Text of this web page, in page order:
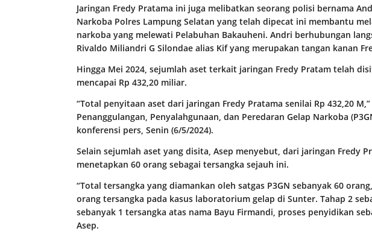
Jaringan Fredy Pratama ini juga melibatkan seorang polisi bernama
Narkoba Polres Lampung Selatan yang telah dipecat ini membantu
narkoba yang melewati Pelabuhan Bakauheni. Andri berhubungan
Rivaldo Miliandri G Silondae alias Kif yang merupakan tangan kanan
Hingga Mei 2024, sejumlah aset terkait jaringan Fredy Pratam telah
mencapai Rp 432,20 miliar.
“Total penyitaan aset dari jaringan Fredy Pratama senilai Rp 432,20
Penanggulangan, Penyalahgunaan, dan Peredaran Gelap Narkoba
konferensi pers, Senin (6/5/2024).
Selain sejumlah aset yang disita, Asep menyebut, dari jaringan Fredy
menetapkan 60 orang sebagai tersangka sejauh ini.
“Total tersangka yang diamankan oleh satgas P3GN sebanyak 60
orang tersangka pada kasus laboratorium gelap di Sunter. Tahap 2
sebanyak 1 tersangka atas nama Bayu Firmandi, proses penyidikan
Asep.